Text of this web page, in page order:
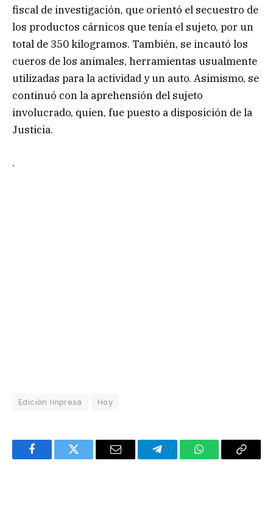
fiscal de investigación, que orientó el secuestro de
los productos cárnicos que tenía el sujeto, por un
total de 350 kilogramos. También, se incautó los
cueros de los animales, herramientas usualmente
utilizadas para la actividad y un auto. Asimismo, se
continuó con la aprehensión del sujeto
involucrado, quien, fue puesto a disposición de la
Justicia.
.
Edición Impresa Hoy
FacebookTwitter Email TelegramWhatsAppCopy